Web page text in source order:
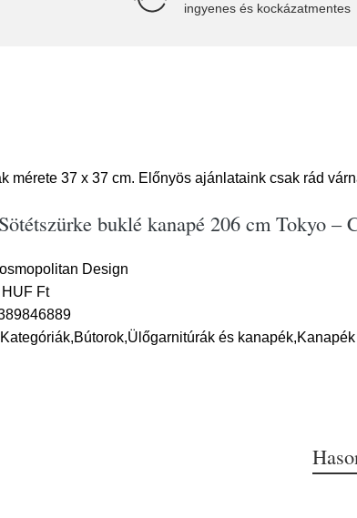
ingyenes és kockázatmentes
mérete 37 x 37 cm. Előnyös ajánlataink csak rád
buklé kanapé 206 cm Tokyo –
Design
Ft
Kategóriák,Bútorok,Ülőgarnitúrák és kanapék,Kanapék